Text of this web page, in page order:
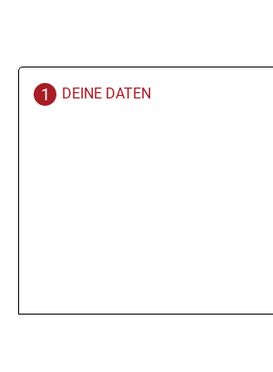
DEINE DATEN